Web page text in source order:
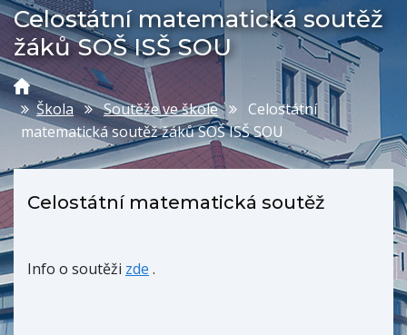
Celostátní matematická soutěž
žáků SOŠ ISŠ SOU
Škola Soutěže ve škole
Celostátní
matematická soutěž žáků SOŠ ISŠ SOU
Celostátní matematická soutěž
Info o soutěži zde .